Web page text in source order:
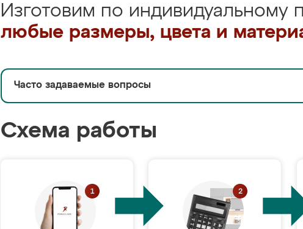
Изготовим по индивидуальному
любые размеры, цвета и
Часто задаваемые вопросы
Схема работы